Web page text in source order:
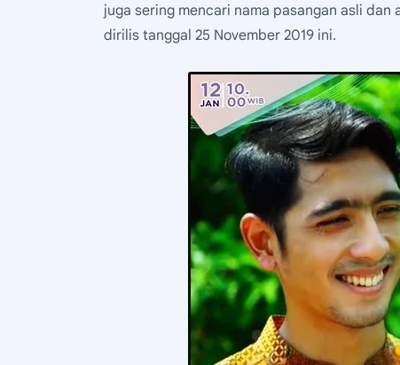
juga sering mencari nama pasangan asli dan
dirilis tanggal 25 November 2019 ini.